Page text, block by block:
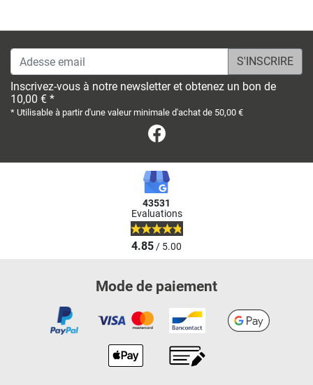
Adesse email
Inscrivez-vous à notre newsletter et obtenez un bon de
10,00 € *
* Utilisable à partir d'une valeur minimale d'achat de 50,00 €
43531
Evaluations
4.85/ 5.00
Mode de paiement